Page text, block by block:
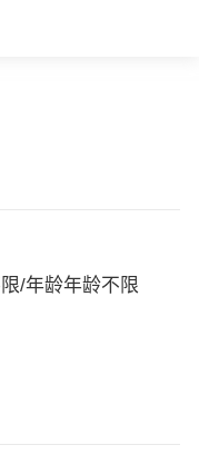
/年龄年龄不限